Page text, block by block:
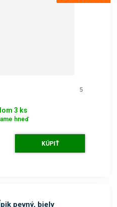
5
3 ks
hneď
KÚPIŤ
pevný, biely